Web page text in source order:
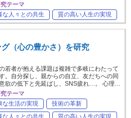
テーマ
な人々との共生
質の高い人生の実現
（心の豊かさ）を研究
若者が抱える課題は複雑で多岐にわたって
。自分探し、親からの自立、友だちへの同
欲の低下と先延ばし、SNS疲れ…。 心理…
テーマ
な生活の実現
技術の革新
な人々との共生
質の高い人生の実現